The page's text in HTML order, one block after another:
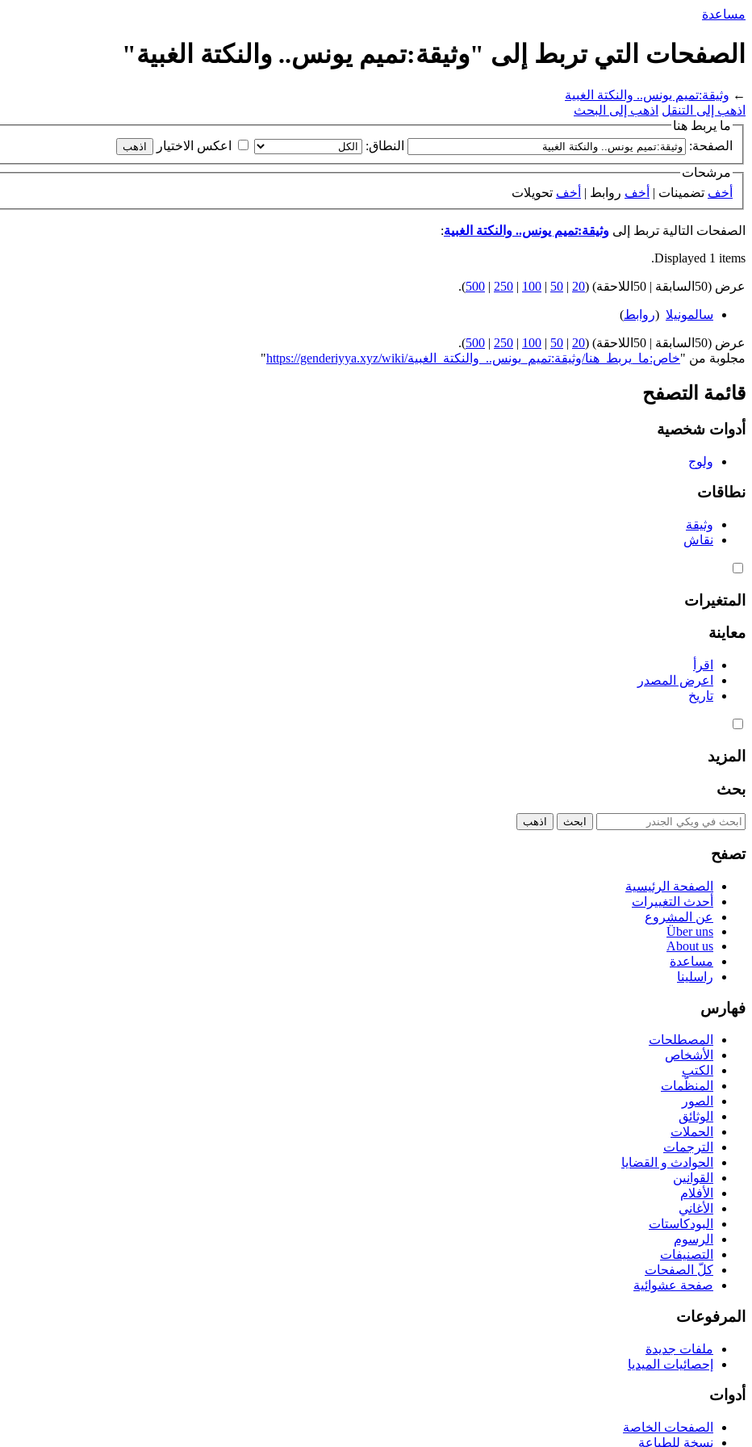
مساعدة
الصفحات التي تربط إلى "وثيقة:تميم يونس.. والنكتة الغبية"
← وثيقة:تميم يونس.. والنكتة الغبية
اذهب إلى التنقل اذهب إلى البحث
ما يربط هنا
الصفحة:
النطاق:
اعكس الاختيار
مرشحات
أخف تضمينات | أخف روابط | أخف تحويلات
الصفحات التالية تربط إلى وثيقة:تميم يونس.. والنكتة الغبية:
Displayed 1 items.
عرض (50السابقة | 50اللاحقة) ( 20
|
50
|
100
|
250
|
500
).
سالمونيلا (روابط)
عرض (50السابقة | 50اللاحقة) ( 20
|
50
|
100
|
250
|
500
).
مجلوبة من "https://genderiyya.xyz/wiki/خاص:ما_يربط_هنا/وثيقة:تميم_يونس.._والنكتة_الغبية "
قائمة التصفح
أدوات شخصية
ولوج
نطاقات
وثيقة
نقاش
المتغيرات
معاينة
اقرأ
اعرض المصدر
تاريخ
المزيد
بحث
تصفح
الصفحة الرئيسية
أحدث التغييرات
عن المشروع
Über uns
About us
مساعدة
راسلينا
فهارس
المصطلحات
الأشخاص
الكتب
المنظّمات
الصور
الوثائق
الحملات
الترجمات
الحوادث و القضايا
القوانين
الأفلام
الأغاني
البودكاستات
الرسوم
التصنيفات
كلّ الصفحات
صفحة عشوائية
المرفوعات
ملفات جديدة
إحصائيات الميديا
أدوات
الصفحات الخاصة
نسخة للطباعة